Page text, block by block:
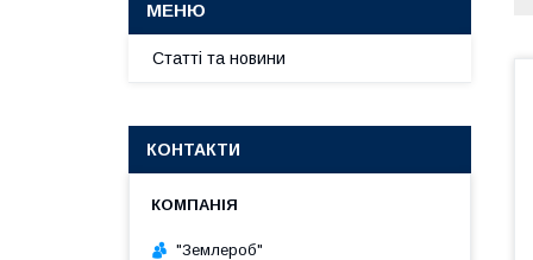
Статті та новини
КОНТАКТИ
"Землероб"